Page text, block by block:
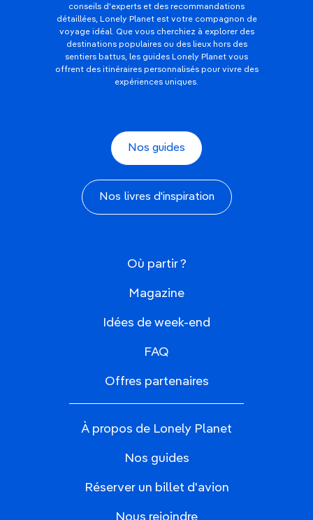
conseils d'experts et des recommandations
détaillées, Lonely Planet est votre compagnon de
voyage idéal. Que vous cherchiez à explorer des
destinations populaires ou des lieux hors des
sentiers battus, les guides Lonely Planet vous
offrent des itinéraires personnalisés pour vivre des
expériences uniques.
Nos guides
Nos livres d'inspiration
Où partir ?
Magazine
Idées de week-end
FAQ
Offres partenaires
À propos de Lonely Planet
Nos guides
Réserver un billet d'avion
Nous rejoindre